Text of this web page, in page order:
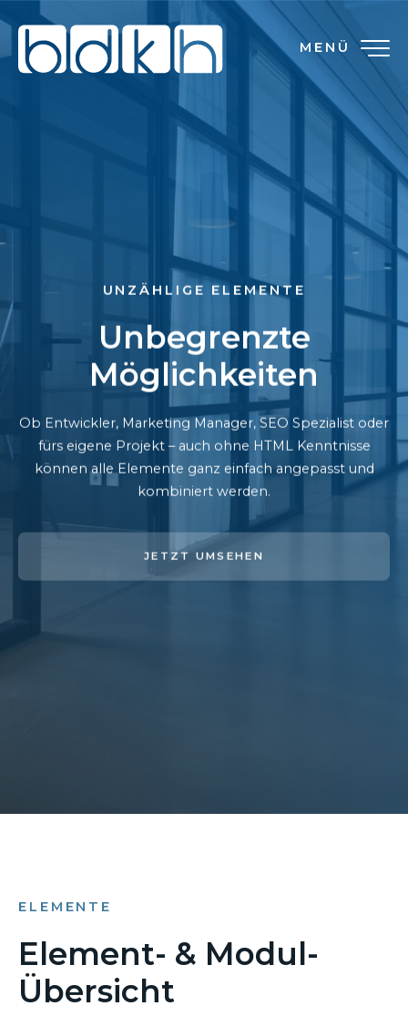
MENÜ
UNZÄHLIGE ELEMENTE
Unbegrenzte
Möglichkeiten
Ob Entwickler, Marketing Manager, SEO Spezialist oder
fürs eigene Projekt – auch ohne HTML Kenntnisse
können alle Elemente ganz einfach angepasst und
kombiniert werden.
JETZT UMSEHEN
ELEMENTE
Element- & Modul-
Übersicht